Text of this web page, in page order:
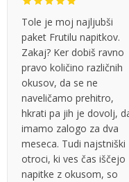
Tole je moj najljubši
paket Frutilu napitkov.
Zakaj? Ker dobiš ravno
pravo količino različnih
okusov, da se ne
naveličamo prehitro,
hkrati pa jih je dovolj,
imamo zalogo za dva
meseca. Tudi najstniški
otroci, ki ves čas iščejo
napitke z okusom, so